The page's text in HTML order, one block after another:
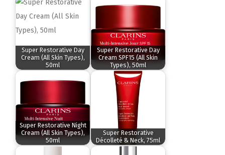
Super Restorative Day
Cream (All Skin Types),
50ml
Super Restorative Day
Cream SPF15 (All Skin
Types), 50ml
Super Restorative Night
Cream (All Skin Types),
50ml
Super Restorative
Décolleté & Neck, 75ml